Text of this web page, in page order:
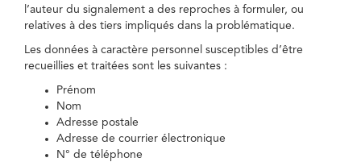
l’auteur du signalement a des reproches à formuler, ou
relatives à des tiers impliqués dans la problématique.
Les données à caractère personnel susceptibles d’être
recueillies et traitées sont les suivantes :
Prénom
Nom
Adresse postale
Adresse de courrier électronique
N° de téléphone